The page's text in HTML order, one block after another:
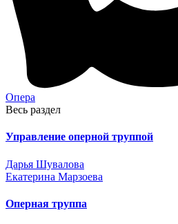
Опера
Весь раздел
Управление оперной труппой
Дарья Шувалова
Екатерина Марзоева
Оперная труппа